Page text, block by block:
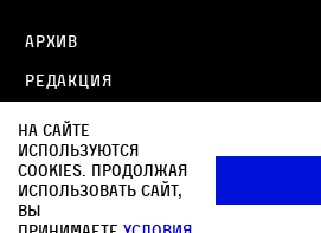
Архив
Редакция
Медиа-кит
Контакты
Политика в отношении
данных
На сайте
используются
cookies. Продолжая
использовать сайт,
вы